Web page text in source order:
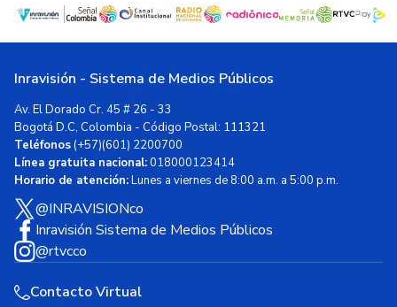
Inravisión - Sistema de Medios Públicos
Av. El Dorado Cr. 45 # 26 - 33
Bogotá D.C, Colombia - Código Postal: 111321
Teléfonos(+57)(601) 2200700
Línea gratuita nacional:018000123414
Horario de atención:Lunes a viernes de 8:00 a.m. a 5:00 p.m.
@INRAVISIONco
Inravisión Sistema de Medios Públicos
@rtvcco
Contacto Virtual